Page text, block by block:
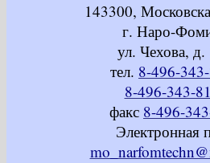
143300,
г. Наро-
ул. Чехова, д.
тел. 8-496-
8-496-343-
факс 8-496-
Электронная